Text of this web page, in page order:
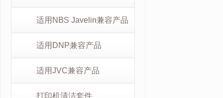
适用NBS Javelin兼容产品
适用DNP兼容产品
适用JVC兼容产品
打印机清洁套件